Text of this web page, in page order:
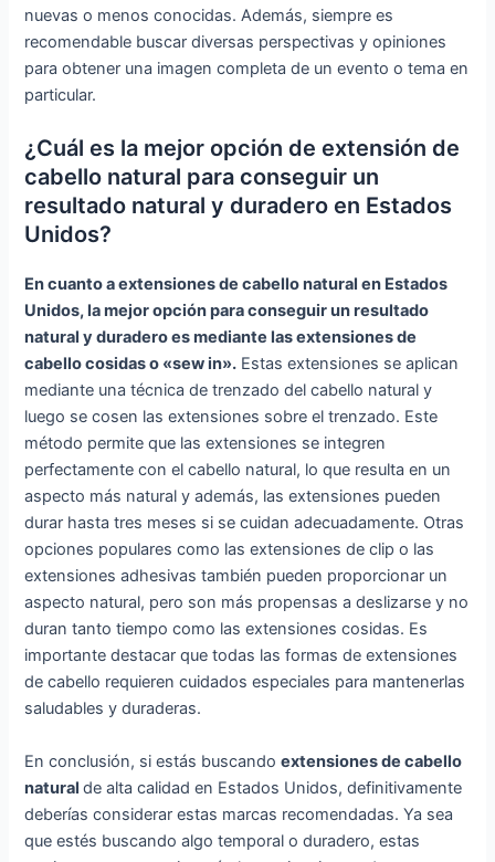
nuevas o menos conocidas. Además, siempre es
recomendable buscar diversas perspectivas y opiniones
para obtener una imagen completa de un evento o tema en
particular.
¿Cuál es la mejor opción de extensión de
cabello natural para conseguir un
resultado natural y duradero en Estados
Unidos?
En cuanto a extensiones de cabello natural en Estados
Unidos, la mejor opción para conseguir un resultado
natural y duradero es mediante las extensiones de
cabello cosidas o «sew in». Estas extensiones se aplican
mediante una técnica de trenzado del cabello natural y
luego se cosen las extensiones sobre el trenzado. Este
método permite que las extensiones se integren
perfectamente con el cabello natural, lo que resulta en un
aspecto más natural y además, las extensiones pueden
durar hasta tres meses si se cuidan adecuadamente. Otras
opciones populares como las extensiones de clip o las
extensiones adhesivas también pueden proporcionar un
aspecto natural, pero son más propensas a deslizarse y no
duran tanto tiempo como las extensiones cosidas. Es
importante destacar que todas las formas de extensiones
de cabello requieren cuidados especiales para mantenerlas
saludables y duraderas.
En conclusión, si estás buscandoextensiones de cabello
naturalde alta calidad en Estados Unidos, definitivamente
deberías considerar estas marcas recomendadas. Ya sea
que estés buscando algo temporal o duradero, estas